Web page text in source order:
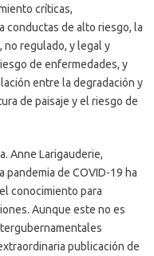
críticas,
conductas de alto riesgo, la
no regulado, y legal y
de enfermedades, y
entre la degradación y
de paisaje y el riesgo de
Anne Larigauderie,
pandemia de COVID-19 ha
conocimiento para
Aunque este no es
publicación de